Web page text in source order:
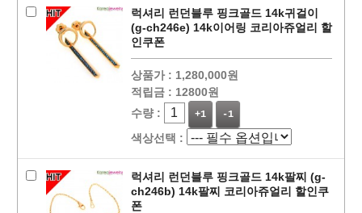
럭셔리 런던블루 핑크골드 14k귀걸이
(g-ch246e) 14k이어링 코리아쥬얼리 할
인쿠폰
상품가 : 1,280,000원
적립금 : 12800원
수량 :
+1 -1
색상선택 :
럭셔리 런던블루 핑크골드 14k팔찌 (g-
ch246b) 14k팔찌 코리아쥬얼리 할인쿠
폰